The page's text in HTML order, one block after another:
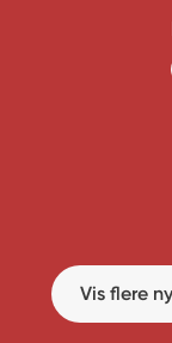
Vis flere